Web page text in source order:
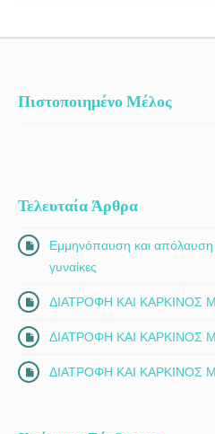
Πιστοποιημένο Μέλος
Τελευταία Άρθρα
Εμμηνόπαυση και απόλαυση
γυναίκες
ΔΙΑΤΡΟΦΗ ΚΑΙ ΚΑΡΚΙΝΟΣ
ΔΙΑΤΡΟΦΗ ΚΑΙ ΚΑΡΚΙΝΟΣ
ΔΙΑΤΡΟΦΗ ΚΑΙ ΚΑΡΚΙΝΟΣ